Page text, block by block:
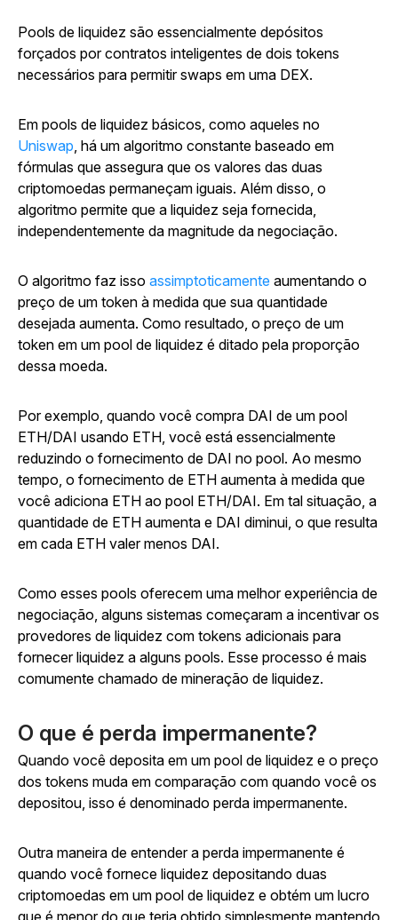
Pools de liquidez são essencialmente depósitos
forçados por contratos inteligentes de dois tokens
necessários para permitir swaps em uma DEX.
Em pools de liquidez básicos, como aqueles no
Uniswap, há um algoritmo constante baseado em
fórmulas que assegura que os valores das duas
criptomoedas permaneçam iguais. Além disso, o
algoritmo permite que a liquidez seja fornecida,
independentemente da magnitude da negociação.
O algoritmo faz isso assimptoticamente aumentando o
preço de um token à medida que sua quantidade
desejada aumenta. Como resultado, o preço de um
token em um pool de liquidez é ditado pela proporção
dessa moeda.
Por exemplo, quando você compra DAI de um pool
ETH/DAI usando ETH, você está essencialmente
reduzindo o fornecimento de DAI no pool. Ao mesmo
tempo, o fornecimento de ETH aumenta à medida que
você adiciona ETH ao pool ETH/DAI. Em tal situação, a
quantidade de ETH aumenta e DAI diminui, o que resulta
em cada ETH valer menos DAI.
Como esses pools oferecem uma melhor experiência de
negociação, alguns sistemas começaram a incentivar os
provedores de liquidez com tokens adicionais para
fornecer liquidez a alguns pools. Esse processo é mais
comumente chamado de mineração de liquidez.
O que é perda impermanente?
Quando você deposita em um pool de liquidez e o preço
dos tokens muda em comparação com quando você os
depositou, isso é denominado perda impermanente.
Outra maneira de entender a perda impermanente é
quando você fornece liquidez depositando duas
criptomoedas em um pool de liquidez e obtém um lucro
que é menor do que teria obtido simplesmente mantendo